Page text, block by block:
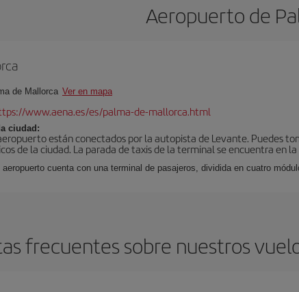
Aeropuerto de
de Mallorca Ver en mapa
www.aena.es/es/palma-de-mallorca.html
ciudad:
están conectados por la autopista de Levante. Puedes
de la ciudad. La parada de taxis de la terminal se encuentra en
aeropuerto cuenta con una terminal de pasajeros, dividida en cuatro
frecuentes sobre nuestros